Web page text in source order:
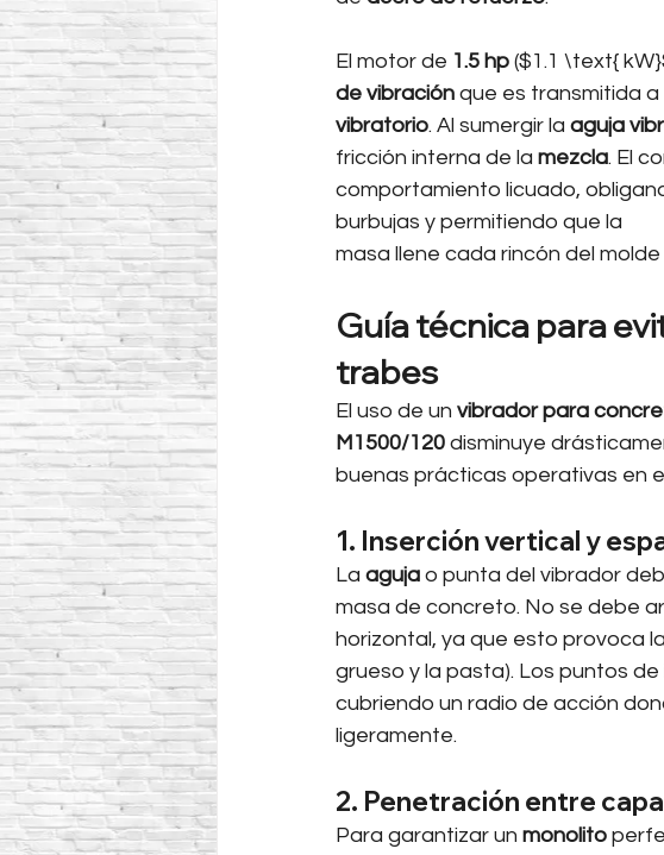
El motor de 1.5 hp ($1.1 \text{
de vibración que es transmitida
vibratorio. Al sumergir la aguja
fricción interna de la mezcla. El
comportamiento licuado,
burbujas y permitiendo que la
masa llene cada rincón del
Guía técnica para
trabes
El uso de un vibrador para
M1500/120 disminuye
buenas prácticas operativas en
1. Inserción vertical y
La aguja o punta del vibrador
masa de concreto. No se debe
horizontal, ya que esto provoca
grueso y la pasta). Los puntos
cubriendo un radio de acción
ligeramente.
2. Penetración entre
Para garantizar un monolito